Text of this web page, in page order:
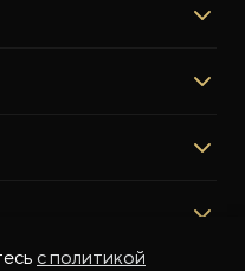
с политикой